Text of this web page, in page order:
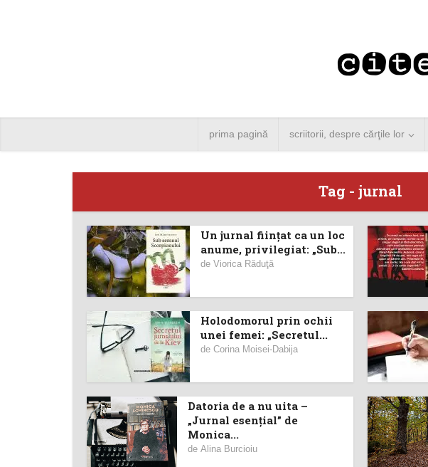
prima pagină scriitorii, despre cărţile lor
Tag - jurnal
Un jurnal ființat ca un loc
anume, privilegiat: „Sub...
de Viorica Răduţă
Holodomorul prin ochii
unei femei: „Secretul...
de Corina Moisei-Dabija
Datoria de a nu uita –
„Jurnal esenţial” de
Monica...
de Alina Burcioiu
Angela Merkel vine
București. Lansare de
4 minute de citire